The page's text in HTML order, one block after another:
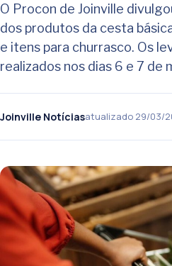
O Procon de Joinville
dos produtos da cesta
e itens para churrasco. Os
realizados nos dias 6 e 7 de
Joinville Notíciasatualizado 29/03/